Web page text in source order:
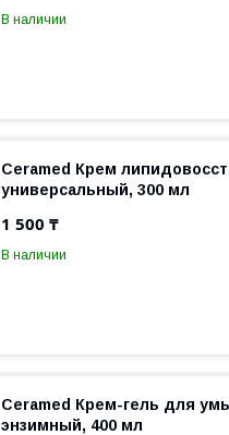
В наличии
Ceramed Крем
универсальный, 300 мл
1 500 ₸
В наличии
Ceramed Крем-гель для
энзимный, 400 мл